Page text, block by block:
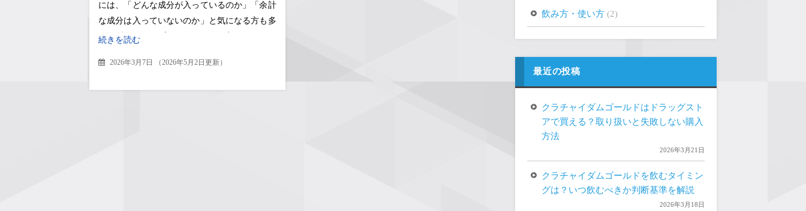
には、「どんな成分が入っているのか」「余計
な成分は入っていないのか」と気になる方も多
いはずです。サプリメントは体に入れるものな
続きを読む
2026年3月7日 （2026年5月2日更新）
飲み方・使い方 (2)
最近の投稿
クラチャイダムゴールドはドラッグスト
アで買える？取り扱いと失敗しない購入
方法
2026年3月21日
クラチャイダムゴールドを飲むタイミン
グは？いつ飲むべきか判断基準を解説
2026年3月18日